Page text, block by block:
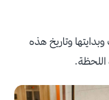
وتاريخ هذه
اللحظة.